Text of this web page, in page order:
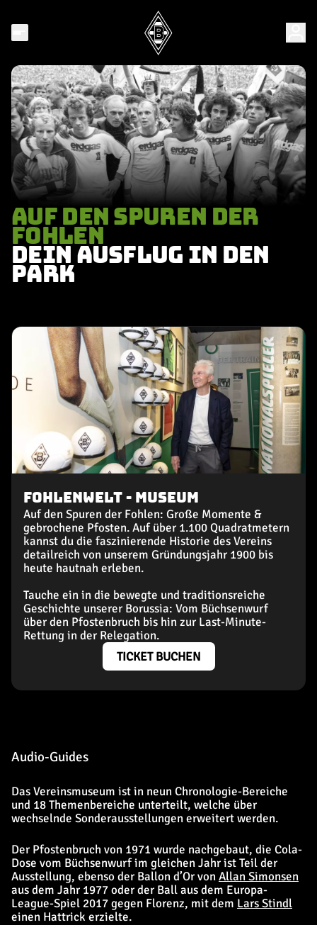
AUF DEN SPUREN DER
FOHLEN
DEIN AUSFLUG IN DEN
PARK
FohlenWelt - Museum
Auf den Spuren der Fohlen: Große Momente &
gebrochene Pfosten. Auf über 1.100 Quadratmetern
kannst du die faszinierende Historie des Vereins
detailreich von unserem Gründungsjahr 1900 bis
heute hautnah erleben.
Tauche ein in die bewegte und traditionsreiche
Geschichte unserer Borussia: Vom Büchsenwurf
über den Pfostenbruch bis hin zur Last-Minute-
Rettung in der Relegation.
TICKET BUCHEN
Audio-Guides
Das Vereinsmuseum ist in neun Chronologie-Bereiche
und 18 Themenbereiche unterteilt, welche über
wechselnde Sonderausstellungen erweitert werden.
Der Pfostenbruch von 1971 wurde nachgebaut, die Cola-
Dose vom Büchsenwurf im gleichen Jahr ist Teil der
Ausstellung, ebenso der Ballon d’Or vonAllan Simonsen
aus dem Jahr 1977 oder der Ball aus dem Europa-
League-Spiel 2017 gegen Florenz, mit dem Lars Stindl
einen Hattrick erzielte.